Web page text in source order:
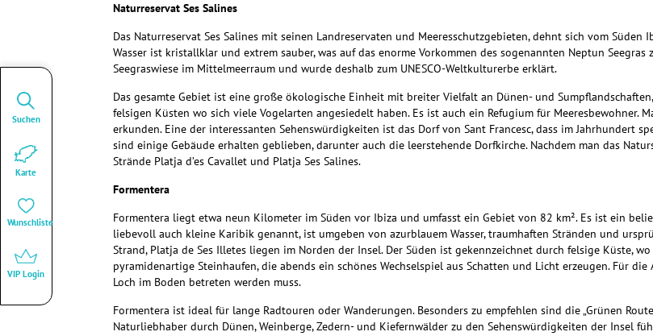
Naturreservat Ses Salines
Das Naturreservat Ses Salines mit seinen Landreservaten und Meeresschutzgebieten,dehnt sich vom Süden
Wasser ist kristallklar und extrem sauber, was auf das enorme Vorkommen des sogenannten Neptun
Seegraswiese im Mittelmeerraum und wurde deshalb zum UNESCO-Weltkulturerbe erklärt.
Das gesamte Gebiet ist eine große ökologische Einheit mit breiter Vielfalt an Dünen- und
felsigen Küsten wo sich viele Vogelarten angesiedelt haben. Es ist auch ein Refugium für Meeresbewohner.
erkunden. Eine der interessanten Sehenswürdigkeiten ist das Dorf von Sant Francesc, dass imJahrhundert
sind einige Gebäude erhalten geblieben, darunter auch die leerstehende Dorfkirche. Nachdem man das
Strände Platja d’es Cavallet und Platja Ses Salines.
Formentera
Formentera liegt etwa neun Kilometer im Süden vor Ibiza und umfasst ein Gebiet von 82 km². Es ist ein
liebevoll auch kleine Karibik genannt, ist umgeben von azurblauem Wasser, traumhaften Stränden und
Strand, Platja de Ses Illetes liegen im Norden der Insel. Der Süden ist gekennzeichnet durch felsige Küste,
pyramidenartige Steinhaufen, die abends ein schönes Wechselspiel aus Schatten und Licht erzeugen. Für
Loch im Boden betreten werden muss.
Formentera ist ideal für lange Radtouren oder Wanderungen. Besonders zu empfehlen sind die „Grünen
Naturliebhaber durch Dünen, Weinberge, Zedern- und Kiefernwälder zu den Sehenswürdigkeiten der Insel
Suchen
Karte
Wunschliste
VIP Login